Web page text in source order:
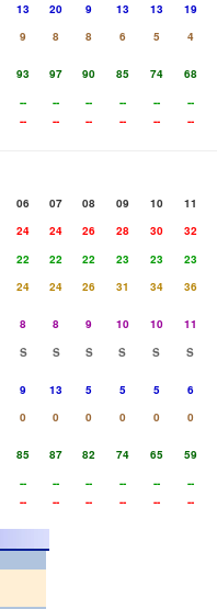
13 20 9 13 13 19
9 8 8 6 5 4
93 97 90 85 74 68
-- -- -- -- -- --
-- -- -- -- -- --
06 07 08 09 10 11
24 24 26 28 30 32
22 22 22 23 23 23
24 24 26 31 34 36
8 8 9 10 10 11
S S S S S S
9 13 5 5 5 6
0 0 0 0 0 0
85 87 82 74 65 59
-- -- -- -- -- --
-- -- -- -- -- --